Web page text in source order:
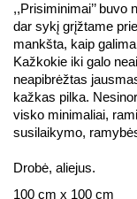
,,Prisiminimai’’
dar sykį grįžtame
mankšta, kaip
Kažkokie iki galo
neapibrėžtas
kažkas pilka.
visko minimaliai,
susilaikymo,
Drobė, aliejus.
100 cm x 100 cm